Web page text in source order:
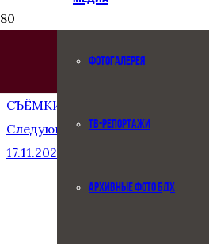
ФОТОГАЛЕРЕЯ
ТВ-РЕПОРТАЖИ
АРХИВНЫЕ ФОТО БДХ
СЪËМКИ КЛИПА.
Следующая запись
17.11.2025. Малый зал